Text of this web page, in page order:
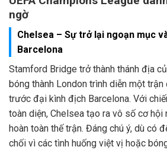
ngờ
Chelsea – Sự trở lại ngoạn mục
Barcelona
Stamford Bridge trở thành thánh địa
bóng thành London trình diễn một
trước đại kình địch Barcelona. Với
toàn diện, Chelsea tạo ra vô số cơ hội
hoàn toàn thế trận. Đáng chú ý, dù có
chối vì các tình huống việt vị hoặc